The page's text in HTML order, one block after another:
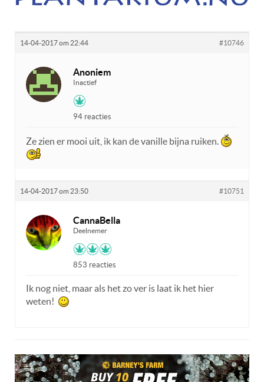
14-04-2017 om 22:44 #10746
Anoniem
Inactief
94 reacties
Ze zien er mooi uit, ik kan de vanille bijna ruiken.
14-04-2017 om 23:50 #10751
CannaBella
Deelnemer
853 reacties
Ik nog niet, maar als het zo ver is laat ik het hier
weten!